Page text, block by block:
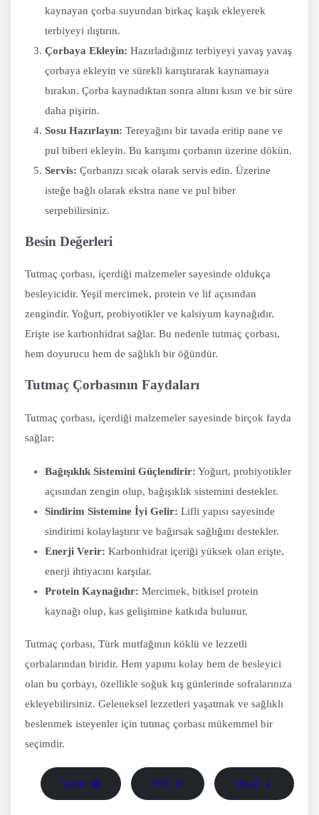
kaynayan çorba suyundan birkaç kaşık ekleyerek
terbiyeyi ılıştırın.
Çorbaya Ekleyin: Hazırladığınız terbiyeyi yavaş yavaş
çorbaya ekleyin ve sürekli karıştırarak kaynamaya
bırakın. Çorba kaynadıktan sonra altını kısın ve bir süre
daha pişirin.
Sosu Hazırlayın: Tereyağını bir tavada eritip nane ve
pul biberi ekleyin. Bu karışımı çorbanın üzerine dökün.
Servis: Çorbanızı sıcak olarak servis edin. Üzerine
isteğe bağlı olarak ekstra nane ve pul biber
serpebilirsiniz.
Besin Değerleri
Tutmaç çorbası, içerdiği malzemeler sayesinde oldukça
besleyicidir. Yeşil mercimek, protein ve lif açısından
zengindir. Yoğurt, probiyotikler ve kalsiyum kaynağıdır.
Erişte ise karbonhidrat sağlar. Bu nedenle tutmaç çorbası,
hem doyurucu hem de sağlıklı bir öğündür.
Tutmaç Çorbasının Faydaları
Tutmaç çorbası, içerdiği malzemeler sayesinde birçok fayda
sağlar:
Bağışıklık Sistemini Güçlendirir: Yoğurt, probiyotikler
açısından zengin olup, bağışıklık sistemini destekler.
Sindirim Sistemine İyi Gelir: Lifli yapısı sayesinde
sindirimi kolaylaştırır ve bağırsak sağlığını destekler.
Enerji Verir: Karbonhidrat içeriği yüksek olan erişte,
enerji ihtiyacını karşılar.
Protein Kaynağıdır: Mercimek, bitkisel protein
kaynağı olup, kas gelişimine katkıda bulunur.
Tutmaç çorbası, Türk mutfağının köklü ve lezzetli
çorbalarından biridir. Hem yapımı kolay hem de besleyici
olan bu çorbayı, özellikle soğuk kış günlerinde sofralarınıza
ekleyebilirsiniz. Geleneksel lezzetleri yaşatmak ve sağlıklı
beslenmek isteyenler için tutmaç çorbası mükemmel bir
seçimdir.
Yazdır 🖨 PDF 📄 eBook 📱